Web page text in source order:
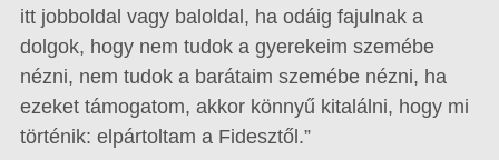
itt jobboldal vagy baloldal, ha odáig fajulnak a
dolgok, hogy nem tudok a gyerekeim szemébe
nézni, nem tudok a barátaim szemébe nézni, ha
ezeket támogatom, akkor könnyű kitalálni, hogy mi
történik: elpártoltam a Fidesztől.”